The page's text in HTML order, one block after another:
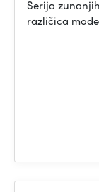
Serija
različica